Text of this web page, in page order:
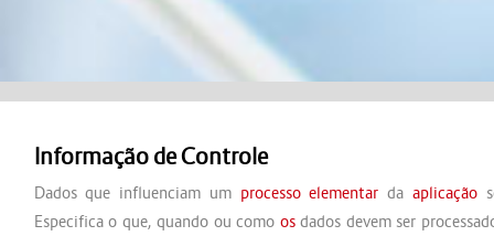
Informação de Controle
Dados que influenciam um processo elementar da aplicação
Especifica o que, quando ou como osdados devem ser